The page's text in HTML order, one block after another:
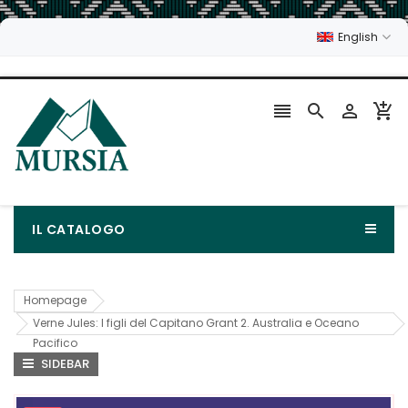
English
   
IL CATALOGO
Homepage
Verne Jules: I figli del Capitano Grant 2. Australia e Oceano
Pacifico
SIDEBAR